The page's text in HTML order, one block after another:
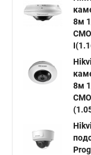
Уличная камера
Hikvision
Нikvision микрофон
Hikvision порты
8м
8м